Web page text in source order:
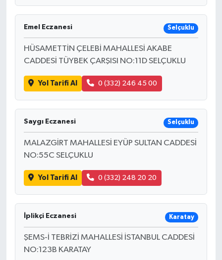
Emel Eczanesi Selçuklu
HÜSAMETTİN ÇELEBİ MAHALLESİ AKABE
CADDESİ TÜYBEK ÇARŞISI NO:11D SELÇUKLU
Yol Tarifi Al 0 (332) 246 45 00
Saygı Eczanesi Selçuklu
MALAZGİRT MAHALLESİ EYÜP SULTAN CADDESİ
NO:55C SELÇUKLU
Yol Tarifi Al 0 (332) 248 20 20
İplikçi Eczanesi Karatay
ŞEMS-İ TEBRİZİ MAHALLESİ İSTANBUL CADDESİ
NO:123B KARATAY